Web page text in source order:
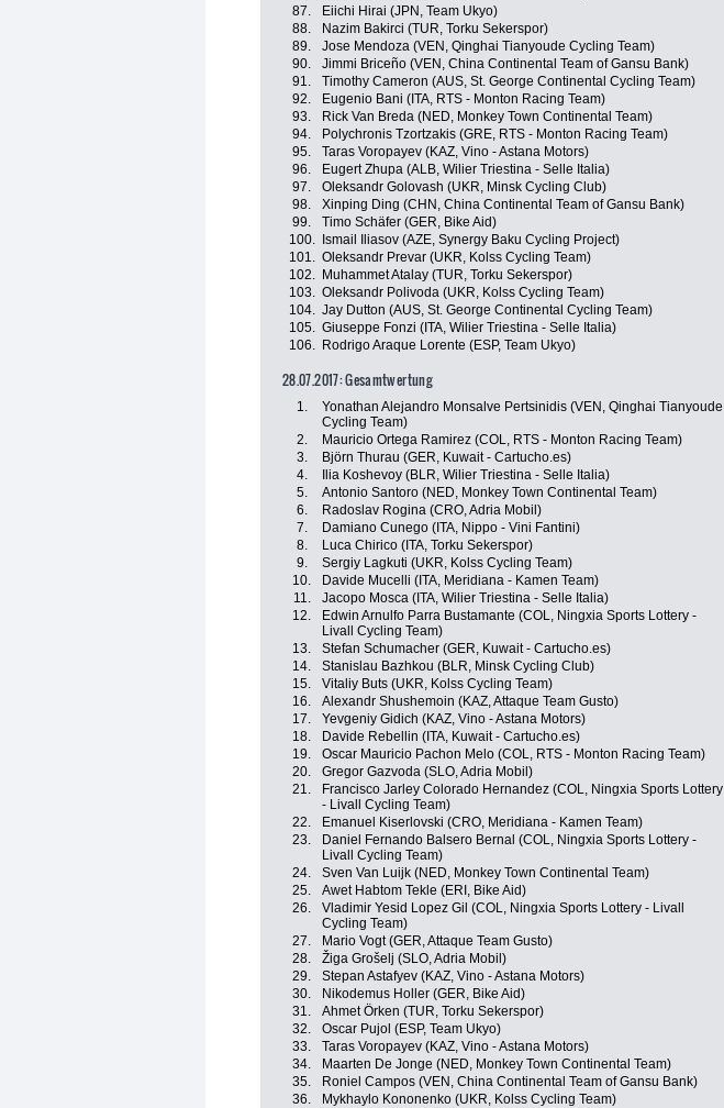
87.
Eiichi Hirai (JPN, Team Ukyo)
88.
Nazim Bakirci (TUR, Torku Sekerspor)
89.
Jose Mendoza (VEN, Qinghai Tianyoude Cycling Team)
90.
Jimmi Briceño (VEN, China Continental Team of Gansu Bank)
91.
Timothy Cameron (AUS, St. George Continental Cycling Team)
92.
Eugenio Bani (ITA, RTS - Monton Racing Team)
93.
Rick Van Breda (NED, Monkey Town Continental Team)
94.
Polychronis Tzortzakis (GRE, RTS - Monton Racing Team)
95.
Taras Voropayev (KAZ, Vino - Astana Motors)
96.
Eugert Zhupa (ALB, Wilier Triestina - Selle Italia)
97.
Oleksandr Golovash (UKR, Minsk Cycling Club)
98.
Xinping Ding (CHN, China Continental Team of Gansu Bank)
99.
Timo Schäfer (GER, Bike Aid)
100.
Ismail Iliasov (AZE, Synergy Baku Cycling Project)
101. Oleksandr Prevar (UKR, Kolss Cycling Team)
102.
Muhammet Atalay (TUR, Torku Sekerspor)
103. Oleksandr Polivoda (UKR, Kolss Cycling Team)
104. Jay Dutton (AUS, St. George Continental Cycling Team)
105. Giuseppe Fonzi (ITA, Wilier Triestina - Selle Italia)
106.
Rodrigo Araque Lorente (ESP, Team Ukyo)
28.07.2017: Gesamtwertung
1.
Yonathan Alejandro Monsalve Pertsinidis (VEN, Qinghai Tianyoude
Cycling Team)
2. Mauricio Ortega Ramirez (COL, RTS - Monton Racing Team)
3.
Björn Thurau (GER, Kuwait - Cartucho.es)
4.
Ilia Koshevoy (BLR, Wilier Triestina - Selle Italia)
5.
Antonio Santoro (NED, Monkey Town Continental Team)
6.
Radoslav Rogina (CRO, Adria Mobil)
7.
Damiano Cunego (ITA, Nippo - Vini Fantini)
8.
Luca Chirico (ITA, Torku Sekerspor)
9.
Sergiy Lagkuti (UKR, Kolss Cycling Team)
10.
Davide Mucelli (ITA, Meridiana - Kamen Team)
11.
Jacopo Mosca (ITA, Wilier Triestina - Selle Italia)
12.
Edwin Arnulfo Parra Bustamante (COL, Ningxia Sports Lottery -
Livall Cycling Team)
13. Stefan Schumacher (GER, Kuwait - Cartucho.es)
14.
Stanislau Bazhkou (BLR, Minsk Cycling Club)
15.
Vitaliy Buts (UKR, Kolss Cycling Team)
16.
Alexandr Shushemoin (KAZ, Attaque Team Gusto)
17.
Yevgeniy Gidich (KAZ, Vino - Astana Motors)
18.
Davide Rebellin (ITA, Kuwait - Cartucho.es)
19.
Oscar Mauricio Pachon Melo (COL, RTS - Monton Racing Team)
20.
Gregor Gazvoda (SLO, Adria Mobil)
21.
Francisco Jarley Colorado Hernandez (COL, Ningxia Sports Lottery
- Livall Cycling Team)
22. Emanuel Kiserlovski (CRO, Meridiana - Kamen Team)
23.
Daniel Fernando Balsero Bernal (COL, Ningxia Sports Lottery -
Livall Cycling Team)
24. Sven Van Luijk (NED, Monkey Town Continental Team)
25.
Awet Habtom Tekle (ERI, Bike Aid)
26.
Vladimir Yesid Lopez Gil (COL, Ningxia Sports Lottery - Livall
Cycling Team)
27. Mario Vogt (GER, Attaque Team Gusto)
28.
Žiga Grošelj (SLO, Adria Mobil)
29.
Stepan Astafyev (KAZ, Vino - Astana Motors)
30.
Nikodemus Holler (GER, Bike Aid)
31.
Ahmet Örken (TUR, Torku Sekerspor)
32.
Oscar Pujol (ESP, Team Ukyo)
33.
Taras Voropayev (KAZ, Vino - Astana Motors)
34.
Maarten De Jonge (NED, Monkey Town Continental Team)
35.
Roniel Campos (VEN, China Continental Team of Gansu Bank)
36.
Mykhaylo Kononenko (UKR, Kolss Cycling Team)